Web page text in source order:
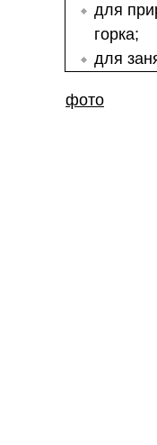
для
горка;
для
фото